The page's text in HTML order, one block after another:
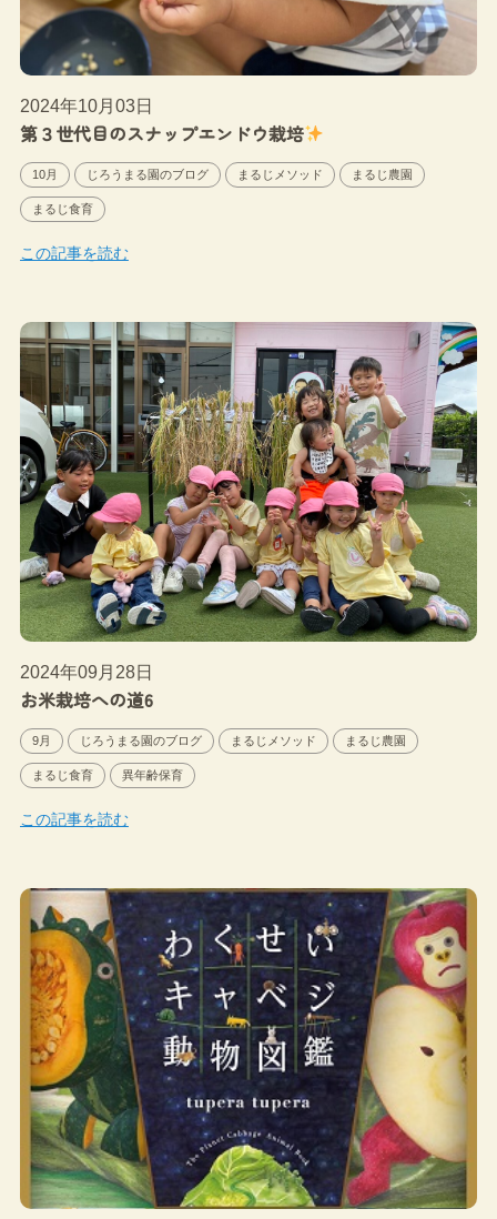
2024年10月03日
第３世代目のスナップエンドウ栽培
10月 じろうまる園のブログ まるじメソッド まるじ農園
まるじ食育
この記事を読む
2024年09月28日
お米栽培への道6
9月 じろうまる園のブログ まるじメソッド まるじ農園
まるじ食育 異年齢保育
この記事を読む